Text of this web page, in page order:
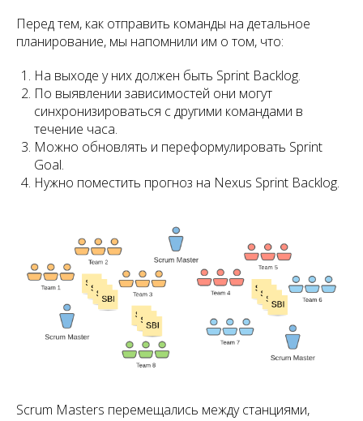
Перед тем, как отправить команды на детальное
планирование, мы напомнили им о том, что:
На выходе у них должен быть Sprint Backlog.
По выявлении зависимостей они могут
синхронизироваться с другими командами в
течение часа.
Можно обновлять и переформулировать Sprint
Goal.
Нужно поместить прогноз на Nexus Sprint Backlog.
Scrum Masters перемещались между станциями,